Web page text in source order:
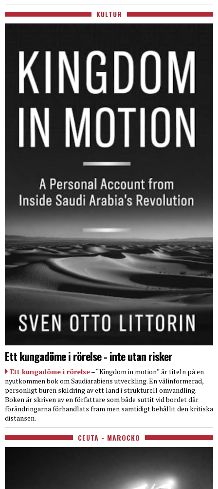
KULTUR
Ett kungadöme i rörelse - inte utan risker
Ett kungadöme i rörelse– “Kingdom in motion” är titeln på en
nyutkommen bok om Saudiarabiens utveckling. En välinformerad,
personligt buren skildring av ett land i strukturell omvandling.
Boken är skriven av en författare som både suttit vid bordet där
förändringarna förhandlats fram men samtidigt behållit den kritiska
distansen.
CEUTA - MAROCKO